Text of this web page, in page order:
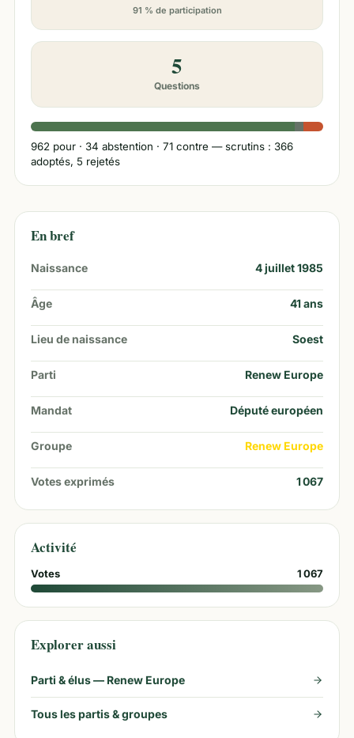
91 % de participation
5
Questions
962 pour · 34 abstention · 71 contre — scrutins : 366
adoptés, 5 rejetés
En bref
Naissance 4 juillet 1985
Âge 41ans
Lieu de naissance Soest
Parti Renew Europe
Mandat Député européen
Groupe Renew Europe
Votes exprimés 1 067
Activité
Votes 1 067
Explorer aussi
Parti & élus — Renew Europe
Tous les partis & groupes